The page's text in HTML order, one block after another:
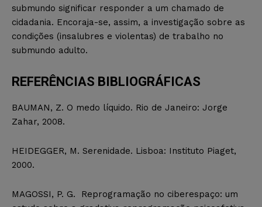
submundo significar responder a um chamado de
cidadania. Encoraja-se, assim, a investigação sobre as
condições (insalubres e violentas) de trabalho no
submundo adulto.
REFERÊNCIAS BIBLIOGRÁFICAS
BAUMAN, Z. O medo líquido. Rio de Janeiro: Jorge
Zahar, 2008.
HEIDEGGER, M. Serenidade. Lisboa: Instituto Piaget,
2000.
MAGOSSI, P. G. Reprogramação no ciberespaço: um